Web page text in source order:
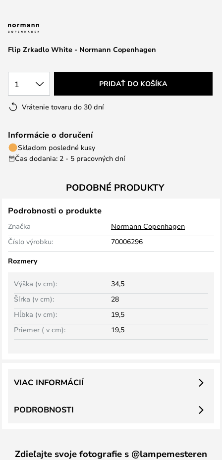
Flip Zrkadlo White - Normann Copenhagen
1 PRIDAŤ DO KOŠÍKA
Vrátenie tovaru do 30 dní
Informácie o doručení
Skladom posledné kusy
Čas dodania: 2 - 5 pracovných dní
PODOBNÉ PRODUKTY
Podrobnosti o produkte
Značka
Normann Copenhagen
Číslo výrobku:
70006296
Rozmery
Šírka (v cm): 28
Výška (v cm): 34,5
Hĺbka (v cm):
19,5
Priemer ( v cm):
19,5
PODROBNOSTI
VIAC INFORMÁCIÍ
Zdieľajte svoje fotografie s @lampemesteren